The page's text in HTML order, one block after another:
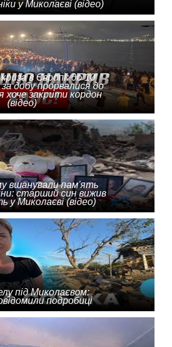
у Миколаєві (відео)
в Європі: до 10
добу прорвалися до
хоче закрити кордон
(відео)
вшанували пам'ять
старший син вижив
у Миколаєві (відео)
під Миколаєвом:
подробиці